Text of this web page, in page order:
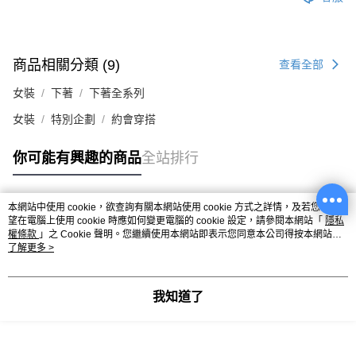
商品相關分類 (9) 查看全部
女裝 下著 下著全系列
女裝 特別企劃 約會穿搭
你可能有興趣的商品全站排行
熱門標籤
本網站中使用 cookie，欲查詢有關本網站使用 cookie 方式之詳情，及若您不希
望在電腦上使用 cookie 時應如何變更電腦的 cookie 設定，請參閱本網站「 隱私
權條款 」之 Cookie 聲明。您繼續使用本網站即表示您同意本公司得按本網站使
用條款之 Cookie 聲明使用 cookie。
了解更多 >
我知道了